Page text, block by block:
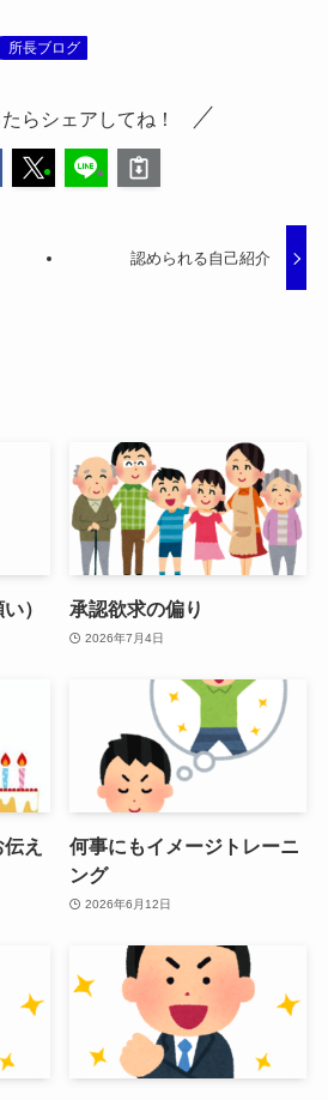
所長ブログ
らシェアしてね！
認められる自己紹介
） 承認欲求の偏り
2026年7月4日
え
何事にもイメージトレーニ
ング
2026年6月12日